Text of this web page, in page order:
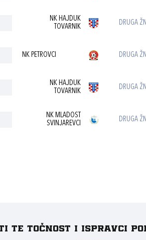
NK HAJDUK
TOVARNIK
DRUGA
NK PETROVCI DRUGA
NK HAJDUK
TOVARNIK
DRUGA
NK MLADOST
SVINJAREVCI
DRUGA
te točnost i ispravci